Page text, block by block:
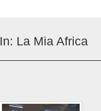
In: La Mia Africa